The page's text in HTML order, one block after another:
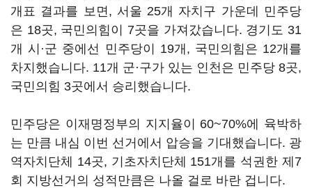
개표 결과를 보면, 서울 25개 자치구 가운데 민주당
은 18곳, 국민의힘이 7곳을 가져갔습니다. 경기도 31
개 시·군 중에선 민주당이 19개, 국민의힘은 12개를
차지했습니다. 11개 군·구가 있는 인천은 민주당 8곳,
국민의힘 3곳에서 승리했습니다.
민주당은 이재명정부의 지지율이 60~70%에 육박하
는 만큼 내심 이번 선거에서 압승을 기대했습니다. 광
역자치단체 14곳, 기초자치단체 151개를 석권한 제7
회 지방선거의 성적만큼은 나올 걸로 바란 겁니다.